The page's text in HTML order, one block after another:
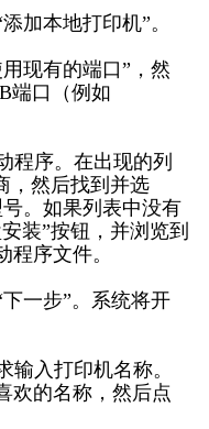
加本地打印机”。
现有的端口”，然
端口（例如
程序。在出现的列
，然后找到并选
号。如果列表中没有
装”按钮，并浏览到
序文件。
一步”。系统将开
输入打印机名称。
欢的名称，然后点